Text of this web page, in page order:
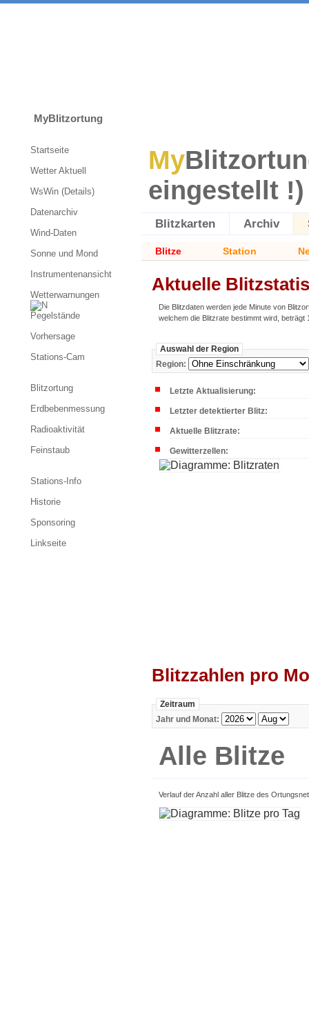
MyBlitzortung
My
eingestellt !)
Blitzkarten Archiv
Blitze Station
Aktuelle
Die Blitzdaten werden jede Minute von
welchem die Blitzrate bestimmt wird, beträgt
Auswahl der Region
Region:
Letzte Aktualisierung:
Letzter detektierter Blitz:
Aktuelle Blitzrate:
Gewitterzellen:
Blitzzahlen pro
Zeitraum
Jahr und Monat:
Alle Blitze
Verlauf der Anzahl aller Blitze des
Startseite
Wetter Aktuell
WsWin (Details)
Datenarchiv
Wind-Daten
Sonne und Mond
Instrumentenansicht
Wetterwarnungen
Pegelstände
Vorhersage
Stations-Cam
Blitzortung
Erdbebenmessung
Radioaktivität
Feinstaub
Stations-Info
Historie
Sponsoring
Linkseite